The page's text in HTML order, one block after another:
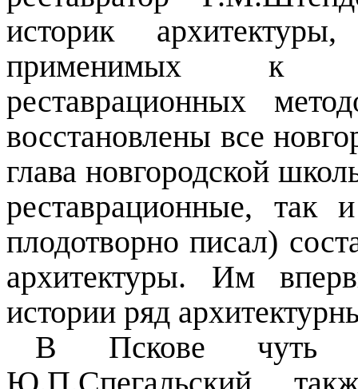
историк
применимых к
реставрационных
восстановлены все
глава новгородской
реставрационные, так
плодотворно писал)
архитектуры. Им
истории ряд
В Пскове чуть